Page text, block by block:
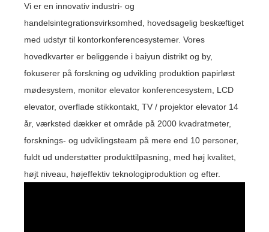
Vi er en innovativ industri- og
handelsintegrationsvirksomhed, hovedsagelig beskæftiget
med udstyr til kontorkonferencesystemer. Vores
hovedkvarter er beliggende i baiyun distrikt og by,
fokuserer på forskning og udvikling produktion papirløst
mødesystem, monitor elevator konferencesystem, LCD
elevator, overflade stikkontakt, TV / projektor elevator 14
år, værksted dækker et område på 2000 kvadratmeter,
forsknings- og udviklingsteam på mere end 10 personer,
fuldt ud understøtter produkttilpasning, med høj kvalitet,
højt niveau, højeffektiv teknologiproduktion og efter.